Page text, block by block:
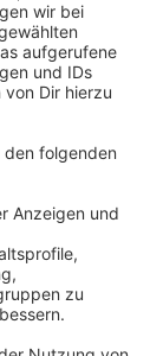
Er
einer
wird.
im